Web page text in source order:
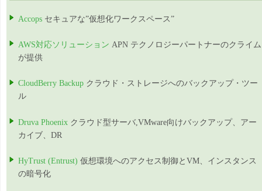
Accops セキュアな”仮想化ワークスペース”
AWS対応ソリューション APN テクノロジーパートナーのクライム
が提供
CloudBerry Backup クラウド・ストレージへのバックアップ・ツー
ル
Druva Phoenix クラウド型サーバ,VMware向けバックアップ、アー
カイブ、DR
HyTrust (Entrust) 仮想環境へのアクセス制御とVM、インスタンス
の暗号化